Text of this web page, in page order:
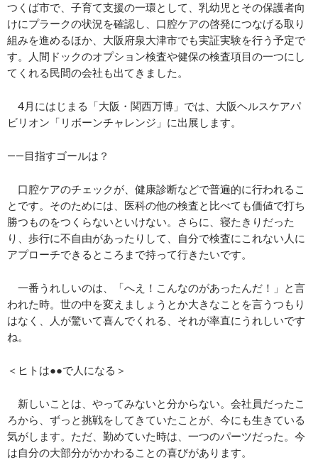
つくば市で、子育て支援の一環として、乳幼児とその保護者向
けにプラークの状況を確認し、口腔ケアの啓発につなげる取り
組みを進めるほか、大阪府泉大津市でも実証実験を行う予定で
す。人間ドックのオプション検査や健保の検査項目の一つにし
てくれる民間の会社も出てきました。
4月にはじまる「大阪・関西万博」では、大阪ヘルスケアパ
ビリオン「リボーンチャレンジ」に出展します。
――目指すゴールは？
口腔ケアのチェックが、健康診断などで普遍的に行われるこ
とです。そのためには、医科の他の検査と比べても価値で打ち
勝つものをつくらないといけない。さらに、寝たきりだった
り、歩行に不自由があったりして、自分で検査にこれない人に
アプローチできるところまで持って行きたいです。
一番うれしいのは、「へえ！こんなのがあったんだ！」と言
われた時。世の中を変えましょうとか大きなことを言うつもり
はなく、人が驚いて喜んでくれる、それが率直にうれしいです
ね。
＜ヒトは●●で人になる＞
新しいことは、やってみないと分からない。会社員だったこ
ろから、ずっと挑戦をしてきていたことが、今にも生きている
気がします。ただ、勤めていた時は、一つのパーツだった。今
は自分の大部分がかかわることの喜びがあります。